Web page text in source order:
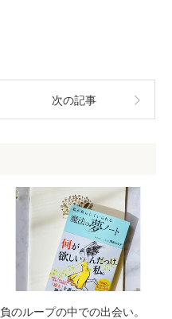
次の記事
負のループの中での出会い。